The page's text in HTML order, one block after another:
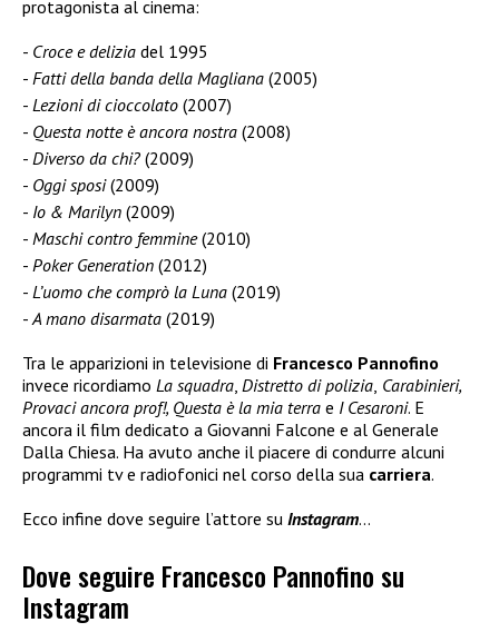
protagonista al cinema:
Croce e delizia del 1995
Fatti della banda della Magliana (2005)
Lezioni di cioccolato (2007)
Questa notte è ancora nostra (2008)
Diverso da chi? (2009)
Oggi sposi(2009)
Io & Marilyn (2009)
Maschi contro femmine(2010)
Poker Generation (2012)
L’uomo che comprò la Luna (2019)
A mano disarmata (2019)
Tra le apparizioni in televisione di Francesco Pannofino
invece ricordiamo La squadra, Distretto di polizia, Carabinieri,
Provaci ancora prof!, Questa è la mia terra e I Cesaroni. E
ancora il film dedicato a Giovanni Falcone e al Generale
Dalla Chiesa. Ha avuto anche il piacere di condurre alcuni
programmi tv e radiofonici nel corso della sua carriera.
Ecco infine dove seguire l’attore su Instagram…
Dove seguire Francesco Pannofino su
Instagram